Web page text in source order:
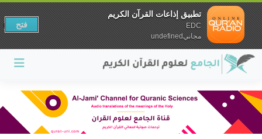
تطبيق إذاعات القرآن الكريم
EDC
مجانيundefined
فتح